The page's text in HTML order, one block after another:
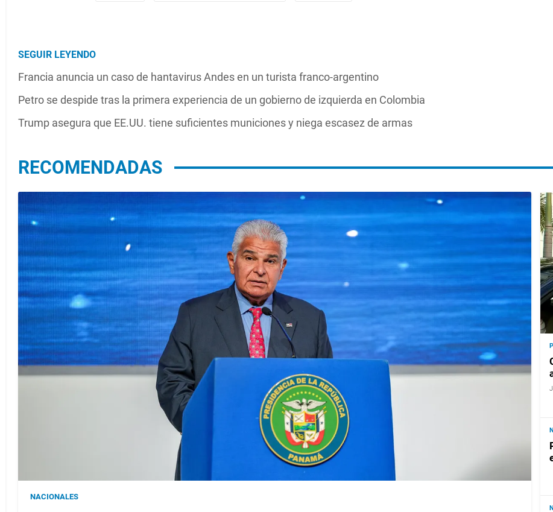
SEGUIR LEYENDO
Francia anuncia un caso de hantavirus Andes en un turista franco-argentino
Petro se despide tras la primera experiencia de un gobierno de izquierda en Colombia
Trump asegura que EE.UU. tiene suficientes municiones y niega escasez de armas
RECOMENDADAS
NACIONALES